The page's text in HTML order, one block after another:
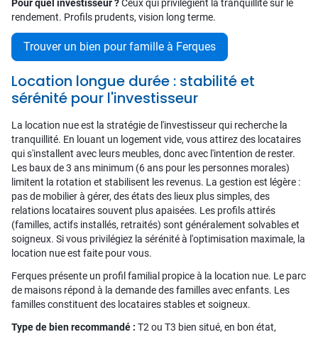
Pour quel investisseur ?Ceux qui privilégient la tranquillité sur le
rendement. Profils prudents, vision long terme.
Trouver un bien pour famille à Ferques
Location longue durée : stabilité et
sérénité pour l'investisseur
La location nue est la stratégie de l'investisseur qui recherche la
tranquillité. En louant un logement vide, vous attirez des locataires
qui s'installent avec leurs meubles, donc avec l'intention de rester.
Les baux de 3 ans minimum (6 ans pour les personnes morales)
limitent la rotation et stabilisent les revenus. La gestion est légère :
pas de mobilier à gérer, des états des lieux plus simples, des
relations locataires souvent plus apaisées. Les profils attirés
(familles, actifs installés, retraités) sont généralement solvables et
soigneux. Si vous privilégiez la sérénité à l'optimisation maximale, la
location nue est faite pour vous.
Ferques présente un profil familial propice à la location nue. Le parc
de maisons répond à la demande des familles avec enfants. Les
familles constituent des locataires stables et soigneux.
Type de bien recommandé : T2 ou T3 bien situé, en bon état,